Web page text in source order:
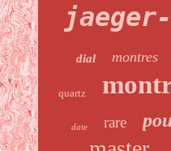
dial montres
quartz
date rare